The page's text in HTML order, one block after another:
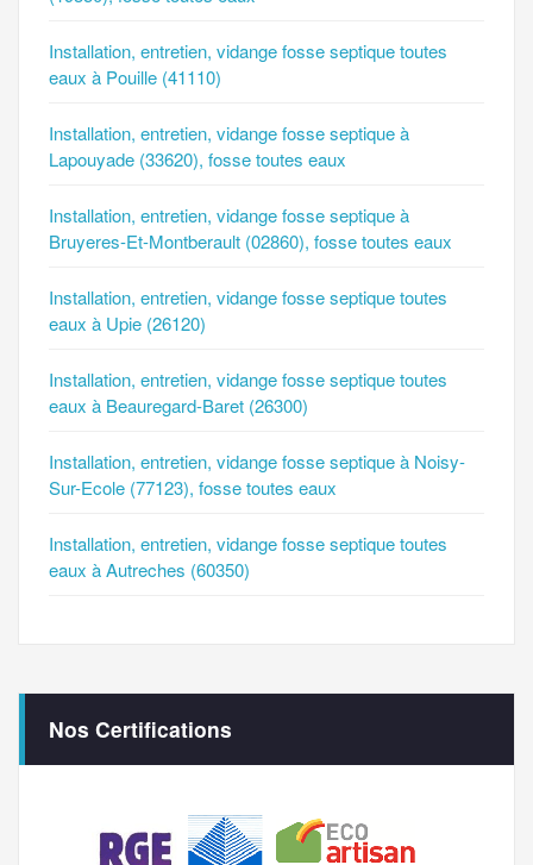
Installation, entretien, vidange fosse septique toutes
eaux à Pouille (41110)
Installation, entretien, vidange fosse septique à
Lapouyade (33620), fosse toutes eaux
Installation, entretien, vidange fosse septique à
Bruyeres-Et-Montberault (02860), fosse toutes eaux
Installation, entretien, vidange fosse septique toutes
eaux à Upie (26120)
Installation, entretien, vidange fosse septique toutes
eaux à Beauregard-Baret (26300)
Installation, entretien, vidange fosse septique à Noisy-
Sur-Ecole (77123), fosse toutes eaux
Installation, entretien, vidange fosse septique toutes
eaux à Autreches (60350)
Nos Certifications